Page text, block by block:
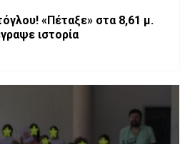
«Πέταξε» στα 8,61 μ.
ιστορία